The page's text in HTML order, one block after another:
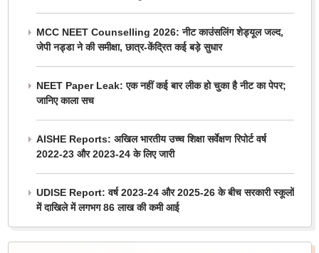
MCC NEET Counselling 2026: नीट काउंसलिंग शेड्यूल जल्द,
जेपी नड्डा ने की समीक्षा, छात्र-केंद्रित कई बड़े सुधार
NEET Paper Leak: एक नहीं कई बार लीक हो चुका है नीट का पेपर;
जानिए काला सच
AISHE Reports: अखिल भारतीय उच्च शिक्षा सर्वेक्षण रिपोर्ट वर्ष
2022-23 और 2023-24 के लिए जारी
UDISE Report: वर्ष 2023-24 और 2025-26 के बीच सरकारी स्कूलों
में दाखिले में लगभग 86 लाख की कमी आई